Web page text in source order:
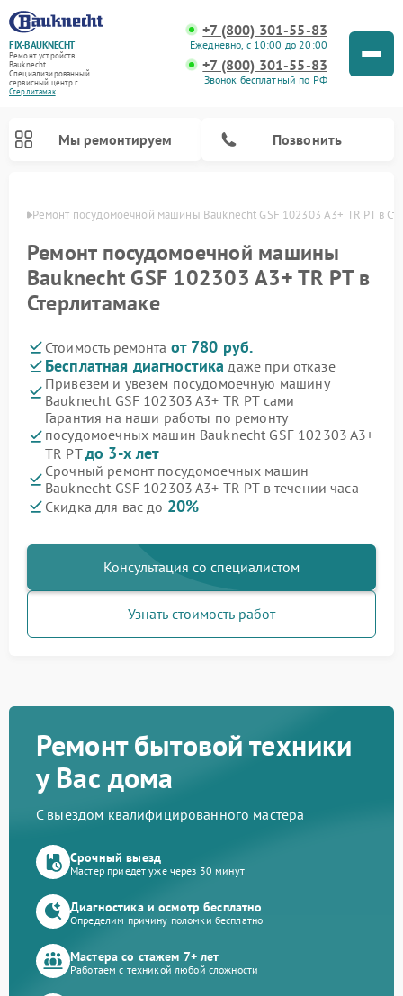
FIX-BAUKNECHT
Ремонт устройств
Bauknecht
Специализированный
cервисный центр г.
Стерлитамак
+7 (800) 301-55-83
Ежедневно, с 10:00 до 20:00
+7 (800) 301-55-83
Звонок бесплатный по РФ
Мы ремонтируем Позвонить
Ремонт посудомоечной машины Bauknecht GSF 102303 A3+ TR PT в
Ремонт посудомоечной машины
Bauknecht GSF 102303 A3+ TR PT в
Стерлитамаке
Стоимость ремонта от 780 руб.
Бесплатная диагностика даже при отказе
Привезем и увезем посудомоечную машину
Bauknecht GSF 102303 A3+ TR PT сами
Гарантия на наши работы по ремонту
посудомоечных машин Bauknecht GSF 102303 A3+
TR PTдо 3-х лет
Срочный ремонт посудомоечных машин
Bauknecht GSF 102303 A3+ TR PT в течении часа
Скидка для вас до 20%
Консультация со специалистом
Узнать стоимость работ
Ремонт бытовой техники
у Вас дома
С выездом квалифицированного мастера
Срочный выезд
Мастер приедет уже через 30 минут
Диагностика и осмотр бесплатно
Определим причину поломки бесплатно
Мастера со стажем 7+ лет
Работаем с техникой любой сложности